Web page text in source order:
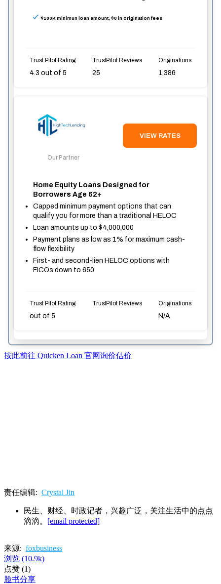
按此前往 Quicken Loan 官网询价估价
责任编辑: Crystal Jin
民生、财经、时政记者，兴趣广泛，关注生活中的点点
滴滴。 [email protected]
来源: foxbusiness
浏览 (10.9k)
点赞 (1)
脸书分享